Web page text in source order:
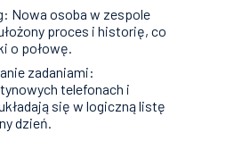
Nowa osoba w zespole
proces i historię, co
o połowę.
zadaniami:
telefonach i
się w logiczną listę
dzień.